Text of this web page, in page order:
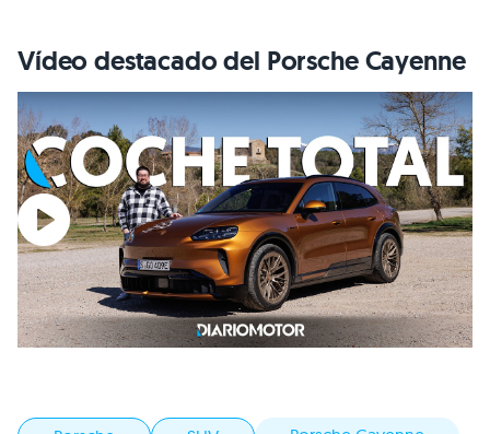
Vídeo destacado del Porsche Cayenne